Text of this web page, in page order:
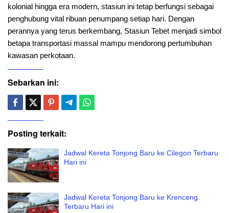
kolonial hingga era modern, stasiun ini tetap berfungsi sebagai
penghubung vital ribuan penumpang setiap hari. Dengan
perannya yang terus berkembang, Stasiun Tebet menjadi simbol
betapa transportasi massal mampu mendorong pertumbuhan
kawasan perkotaan.
Sebarkan ini:
Posting terkait:
Jadwal Kereta Tonjong Baru ke Cilegon Terbaru
Hari ini
Jadwal Kereta Tonjong Baru ke Krenceng
Terbaru Hari ini